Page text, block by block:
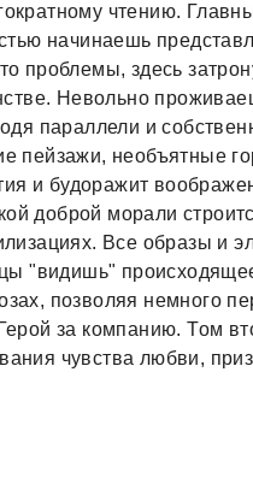
чтению.
начинаешь
проблемы, здесь
Невольно
параллели и
пейзажи, необъятные
и будоражит
доброй морали
Все образы и
"видишь"
позволяя немного
за компанию. Том
чувства любви,